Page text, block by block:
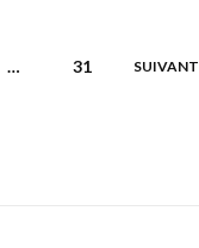
… PAGE
31 SUIVANT